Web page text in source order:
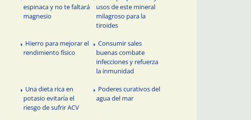
espinaca y no te faltará
magnesio
usos de este mineral
milagroso para la
tiroides
Hierro para mejorar el
rendimiento físico
Consumir sales
buenas combate
infecciones y refuerza
la inmunidad
Una dieta rica en
potasio evitaría el
riesgo de sufrir ACV
Poderes curativos del
agua del mar